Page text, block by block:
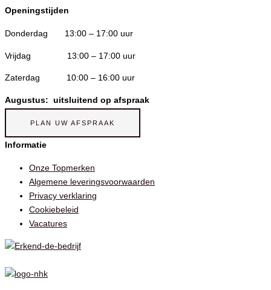
Openingstijden
Donderdag 13:00 – 17:00 uur
Vrijdag 13:00 – 17:00 uur
Zaterdag 10:00 – 16:00 uur
Augustus: uitsluitend op afspraak
PLAN UW AFSPRAAK
Informatie
Onze Topmerken
Algemene leveringsvoorwaarden
Privacy verklaring
Cookiebeleid
Vacatures